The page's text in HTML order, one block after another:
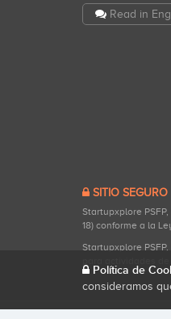
Read in
SITIO SEGURO
Startupxplore
18) conforme a la
Startupxplore
Política de
consideramos